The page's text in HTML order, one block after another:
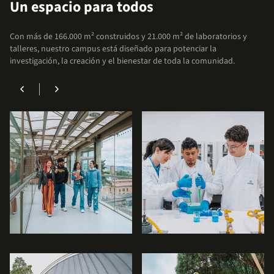
enfocarte en lo más importante: tu formación
académica.
Un espacio para todos
Con más de 166.000 m² construidos y 21.000 m² de laboratorios y
talleres, nuestro campus está diseñado para potenciar la
investigación, la creación y el bienestar de toda la comunidad.
chevron_left chevron_right